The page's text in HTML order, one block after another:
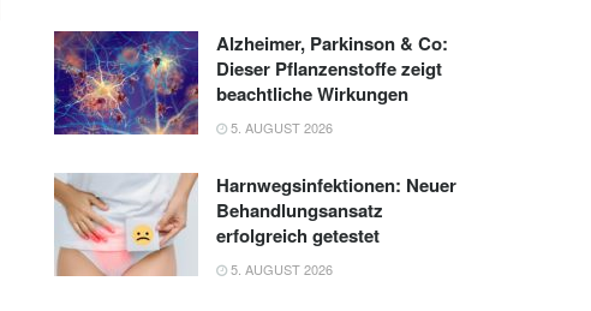
Alzheimer, Parkinson & Co:
Dieser Pflanzenstoffe zeigt
beachtliche Wirkungen
5. AUGUST 2026
Harnwegsinfektionen: Neuer
Behandlungsansatz
erfolgreich getestet
5. AUGUST 2026